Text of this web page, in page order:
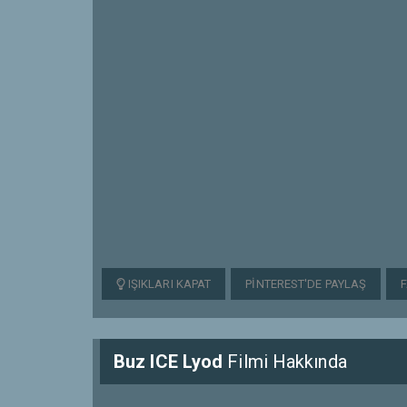
IŞIKLARI KAPAT PINTEREST'DE PAYLAŞ
Buz ICE Lyod Filmi Hakkında